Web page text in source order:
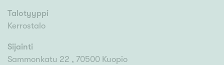
Talotyyppi
Kerrostalo
Sijainti
Sammonkatu 22 , 70500 Kuopio